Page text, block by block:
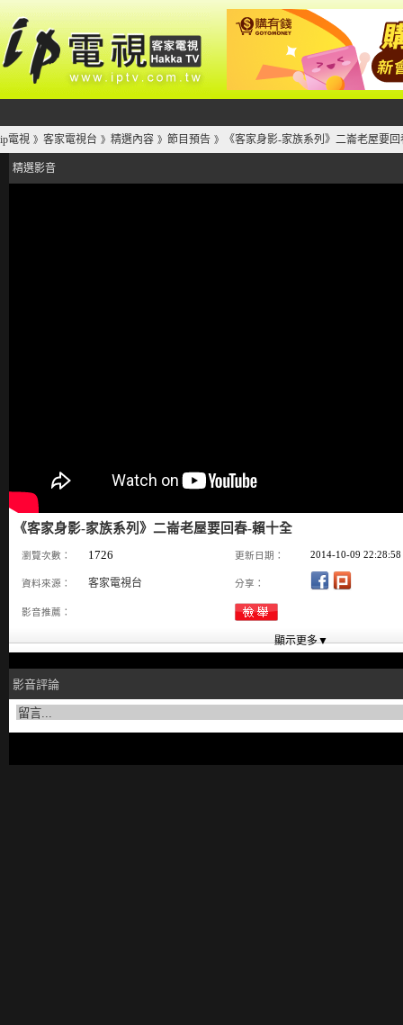
ip電視 》 客家電視台 》 精選內容 》 節目預告 》 《客家身影-家族系列》二崙老屋要
精選影音
《客家身影-家族系列》二崙老屋要回春-賴十全
瀏覽次數： 1726 更新日期： 2014-10-09 22:28:58
資料來源： 客家電視台 分享：
影音推薦：
影音評論